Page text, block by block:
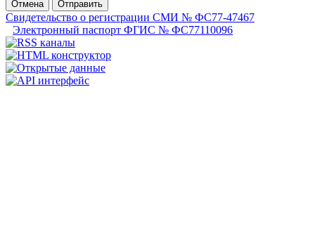
Отмена
Отправить
Свидетельство о регистрации СМИ № ФС77-47467
Электронный паспорт ФГИС № ФС77110096